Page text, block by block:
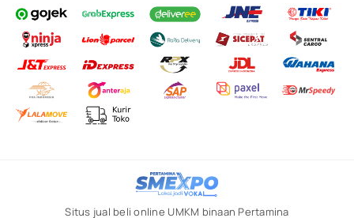
Situs jual beli online UMKM binaan Pertamina